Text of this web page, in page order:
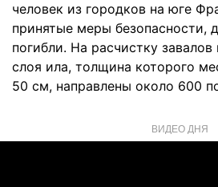
человек из городков на юге
принятые меры безопасности,
погибли. На расчистку
слоя ила, толщина которого
50 см, направлены около 600
ВИДЕО ДНЯ